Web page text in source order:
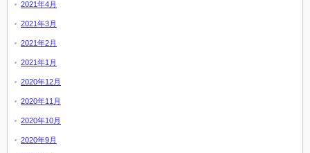
2021年4月
2021年3月
2021年2月
2021年1月
2020年12月
2020年11月
2020年10月
2020年9月